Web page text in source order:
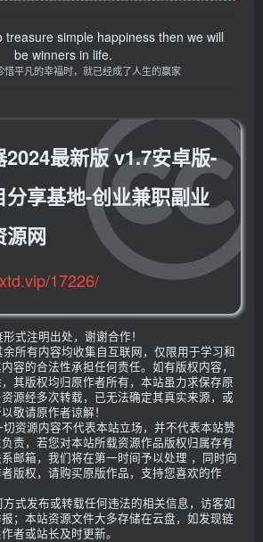
treasure simple happiness then we will
be winners in life.
惜平凡的幸福时，就已经成了人生的赢家
最新版 v1.7安卓版-
分享基地-创业兼职副业
源网
17226/
式注明出处，谢谢合作！
所有内容均收集自互联网，仅限用于学习和
容的合法性承担任何责任。如有版权内容，
其版权均归原作者所有，本站虽力求保存原
源经多次转载，已无法确定其真实来源，或
敬请原作者谅解！
资源内容不代表本站立场，并不代表本站赞
责，若您对本站所载资源作品版权归属存有
邮箱，我们将在第一时间予以处理 ，同时向
版权，请购买原版作品，支持您喜欢的作
式发布或转载任何违法的相关信息，访客如
；本站资源文件大多存储在云盘，如发现链
者或站长及时更新。